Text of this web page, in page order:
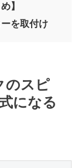
】
を取付け
のスピ
になる